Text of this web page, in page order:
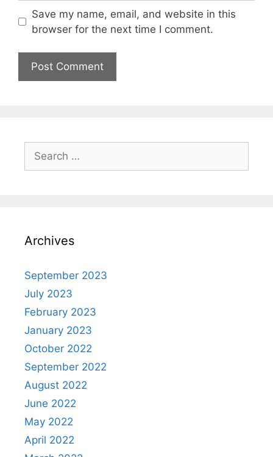
Save my name, email, and website in this
browser for the next time I comment.
Archives
September 2023
July 2023
February 2023
January 2023
October 2022
September 2022
August 2022
June 2022
May 2022
April 2022